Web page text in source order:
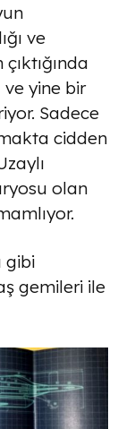
ve
yine bir
Sadece
cidden
olan
gibi
gemileri ile